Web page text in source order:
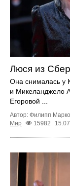
Люся из
Она снималась у
и Микеланджело
Егоровой ...
Автор: Филипп
Мир
15982